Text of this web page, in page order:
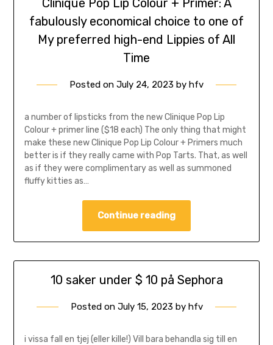
Clinique Pop Lip Colour + Primer: A
fabulously economical choice to one of
My preferred high-end Lippies of All
Time
Posted on July 24, 2023 by hfv
a number of lipsticks from the new Clinique Pop Lip
Colour + primer line ($18 each) The only thing that might
make these new Clinique Pop Lip Colour + Primers much
better is if they really came with Pop Tarts. That, as well
as if they were complimentary as well as summoned
fluffy kitties as…
Continue reading
10 saker under $ 10 på Sephora
Posted on July 15, 2023 by hfv
i vissa fall en tjej (eller kille!) Vill bara behandla sig till en